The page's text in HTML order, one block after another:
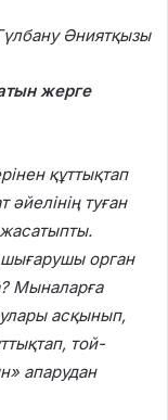
Әниятқызы
жерге
құттықтап
әйелінің туған
орган
Мыналарға
асқынып,
той-
апарудан